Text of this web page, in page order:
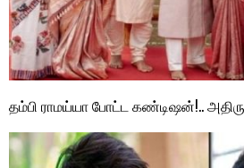
தம்பி ராமய்யா போட்ட கண்டிஷன்!..